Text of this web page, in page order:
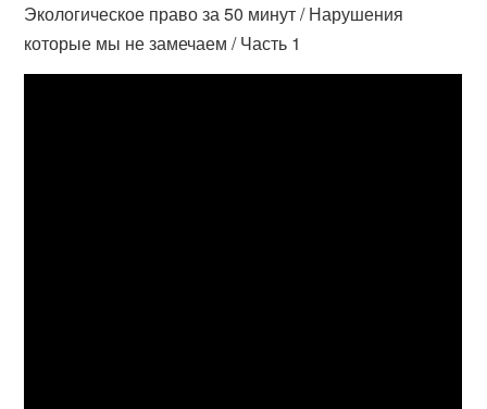
Экологическое право за 50 минут / Нарушения
которые мы не замечаем / Часть 1